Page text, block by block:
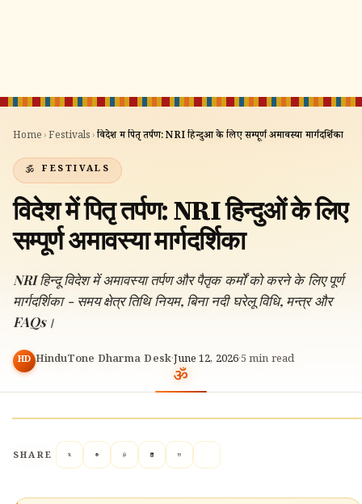
Home ›Festivals ›विदेश में पितृ तर्पण: NRI हिन्दुओं के लिए सम्पूर्ण अमावस्या मार्गदर्शिका
FESTIVALS
विदेश में पितृ तर्पण: NRI हिन्दुओं के लिए
सम्पूर्ण अमावस्या मार्गदर्शिका
NRI हिन्दू विदेश में अमावस्या तर्पण और पैतृक कर्मों को करने के लिए पूर्ण
मार्गदर्शिका - समय क्षेत्र तिथि नियम, बिना नदी घरेलू विधि, मन्त्र और
FAQs।
HD HinduTone Dharma Desk·June 12, 2026·5 min read
SHARE